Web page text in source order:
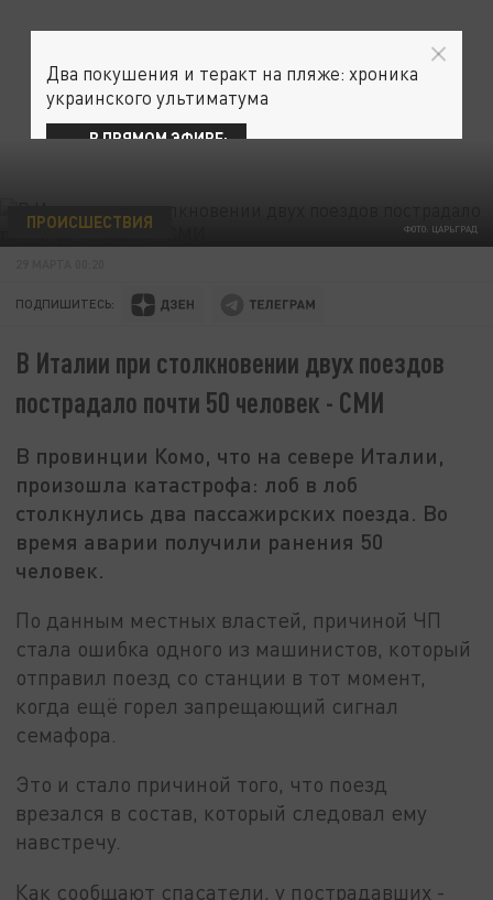
ФОТО: ЦАРЬГРАД
ПРОИСШЕСТВИЯ
ПОДПИШИТЕСЬ:
В Италии при столкновении двух поездов
пострадало почти 50 человек - СМИ
В провинции Комо, что на севере Италии,
произошла катастрофа: лоб в лоб
столкнулись два пассажирских поезда. Во
время аварии получили ранения 50
человек.
По данным местных властей, причиной ЧП
стала ошибка одного из машинистов, который
отправил поезд со станции в тот момент,
когда ещё горел запрещающий сигнал
семафора.
Это и стало причиной того, что поезд
врезался в состав, который следовал ему
навстречу.
Как сообщают спасатели, у пострадавших -
Два покушения и теракт на пляже: хроника
украинского ультиматума
В ПРЯМОМ ЭФИРЕ: